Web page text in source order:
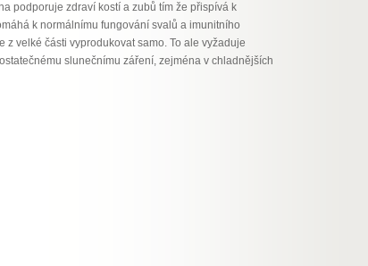
podporuje zdraví kostí a zubů tím že přispívá k
k normálnímu fungování svalů a imunitního
velké části vyprodukovat samo. To ale vyžaduje
slunečnímu záření, zejména v chladnějších